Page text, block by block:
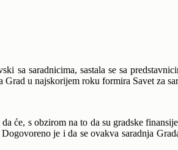
sa saradnicima, sastala se sa
Grad u najskorijem roku formira Savet za
će, s obzirom na to da su gradske
je i da se ovakva saradnja